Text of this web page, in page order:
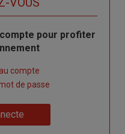
pour profiter
compte
de passe